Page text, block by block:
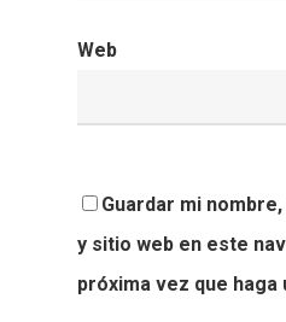
Web
Guardar mi
y sitio web en este
próxima vez que